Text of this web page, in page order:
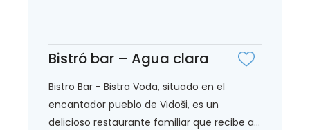
Bistró bar – Agua clara
Bistro Bar - Bistra Voda, situado en el
encantador pueblo de Vidoši, es un
delicioso restaurante familiar que recibe a...